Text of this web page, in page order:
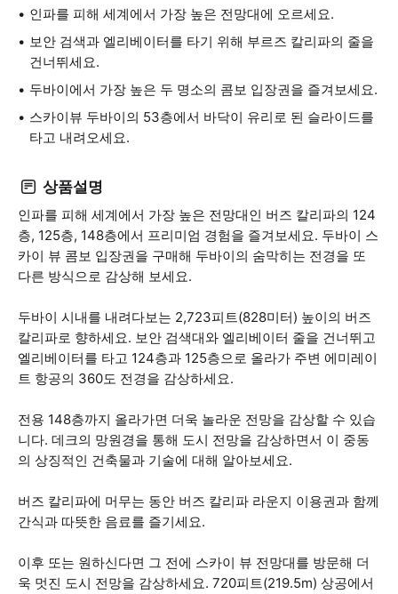
인파를 피해 세계에서 가장 높은 전망대에 오르세요.
보안 검색과 엘리베이터를 타기 위해 부르즈 칼리파의 줄을
건너뛰세요.
두바이에서 가장 높은 두 명소의 콤보 입장권을 즐겨보세요.
스카이뷰 두바이의 53층에서 바닥이 유리로 된 슬라이드를
타고 내려오세요.
상품설명
인파를 피해 세계에서 가장 높은 전망대인 버즈 칼리파의 124
층, 125층, 148층에서 프리미엄 경험을 즐겨보세요. 두바이 스
카이 뷰 콤보 입장권을 구매해 두바이의 숨막히는 전경을 또
다른 방식으로 감상해 보세요.
두바이 시내를 내려다보는 2,723피트(828미터) 높이의 버즈
칼리파로 향하세요. 보안 검색대와 엘리베이터 줄을 건너뛰고
엘리베이터를 타고 124층과 125층으로 올라가 주변 에미레이
트 항공의 360도 전경을 감상하세요.
전용 148층까지 올라가면 더욱 놀라운 전망을 감상할 수 있습
니다. 데크의 망원경을 통해 도시 전망을 감상하면서 이 중동
의 상징적인 건축물과 기술에 대해 알아보세요.
버즈 칼리파에 머무는 동안 버즈 칼리파 라운지 이용권과 함께
간식과 따뜻한 음료를 즐기세요.
이후 또는 원하신다면 그 전에 스카이 뷰 전망대를 방문해 더
욱 멋진 도시 전망을 감상하세요. 720피트(219.5m) 상공에서